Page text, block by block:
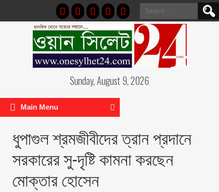
Search
for:
Sunday, August 9, 2026
Main Menu
ধুপাগুল শ্রমজীবীদের ত্রান প্রদানে
সরকারের সু-দৃষ্টি কামনা করছেন
মোক্তার হোসেন